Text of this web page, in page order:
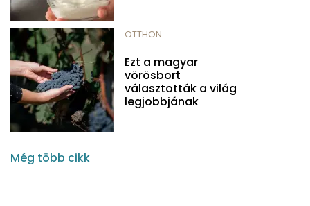
OTTHON
Ezt a magyar
vörösbort
választották a világ
legjobbjának
Még több cikk